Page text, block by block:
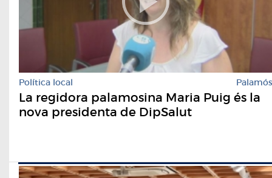
Política local Palamós
La regidora palamosina Maria Puig és la
nova presidenta de DipSalut